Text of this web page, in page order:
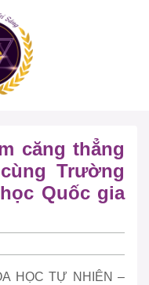
căng thẳng
Trường
Quốc gia
HỌC TỰ NHIÊN –